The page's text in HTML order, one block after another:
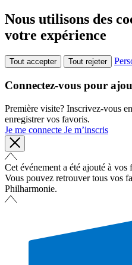
Nous utilisons des
votre expérience
Tout accepter Tout rejeter
Connectez-vous pour
Première visite? Inscrivez-vous
enregistrer vos favoris.
Je me connecte Je m’inscris
Cet événement a été ajouté à vos
Vous pouvez retrouver tous vos
Philharmonie.